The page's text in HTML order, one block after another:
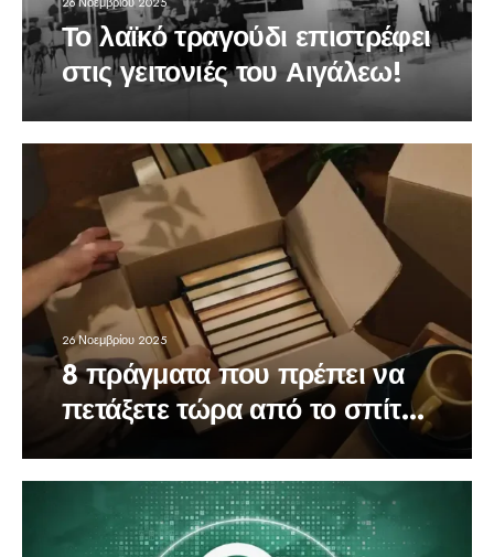
Το λαϊκό τραγούδι επιστρέφει
στις γειτονιές του Αιγάλεω!
26 Νοεμβρίου 2025
8 πράγματα που πρέπει να
πετάξετε τώρα από το σπίτι
σας για καλύτερη ενέργεια